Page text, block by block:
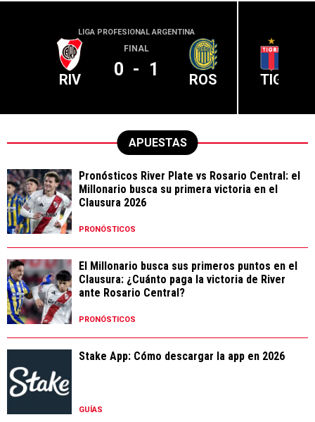
LIGA PROFESIONAL ARGENTINA
RIV
FINAL
0 - 1 ROS TIG
APUESTAS
Pronósticos River Plate vs Rosario Central: el
Millonario busca su primera victoria en el
Clausura 2026
PRONÓSTICOS
El Millonario busca sus primeros puntos en el
Clausura: ¿Cuánto paga la victoria de River
ante Rosario Central?
PRONÓSTICOS
Stake App: Cómo descargar la app en 2026
GUÍAS